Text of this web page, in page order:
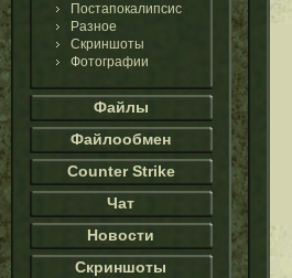
Постапокалипсис
Разное
Скриншоты
Фотографии
Файлы
Файлообмен
Counter Strike
Чат
Новости
Скриншоты